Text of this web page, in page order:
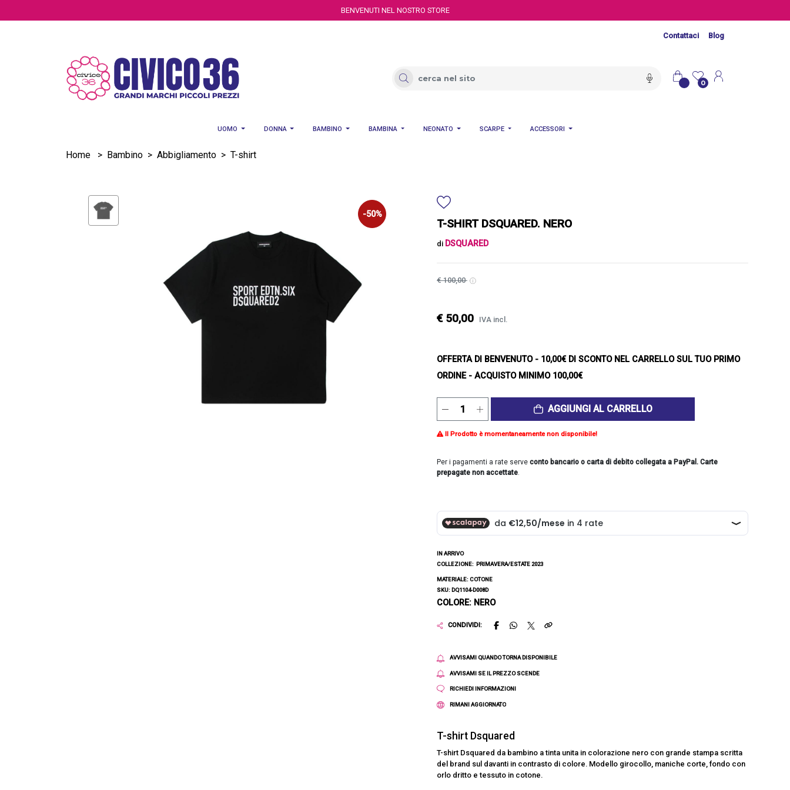
BENVENUTI NEL NOSTRO STORE
Contattaci Blog
0
UOMO DONNA BAMBINO BAMBINA NEONATO SCARPE ACCESSORI
Home > Bambino > Abbigliamento > T-shirt
-50%
T-SHIRT DSQUARED. NERO
di DSQUARED
€ 100,00
€ 50,00 IVA incl.
OFFERTA DI BENVENUTO- 10,00€ DI SCONTO NEL CARRELLO SUL TUO PRIMO
ORDINE - ACQUISTO MINIMO 100,00€
AGGIUNGI AL CARRELLO
Il Prodotto è momentaneamente non disponibile!
Per i pagamenti a rate serve conto bancario o carta di debito collegata a PayPal. Carte
prepagate non accettate.
IN ARRIVO
COLLEZIONE: PRIMAVERA/ESTATE 2023
MATERIALE: COTONE
SKU: DQ1104-D008D
COLORE: NERO
CONDIVIDI:
AVVISAMI QUANDO TORNA DISPONIBILE
AVVISAMI SE IL PREZZO SCENDE
RICHIEDI INFORMAZIONI
RIMANI AGGIORNATO
T-shirt Dsquared
T-shirt Dsquared da bambino a tinta unita in colorazione nero con grande stampa scritta
del brand sul davanti in contrasto di colore. Modello girocollo, maniche corte, fondo con
orlo dritto e tessuto in cotone.